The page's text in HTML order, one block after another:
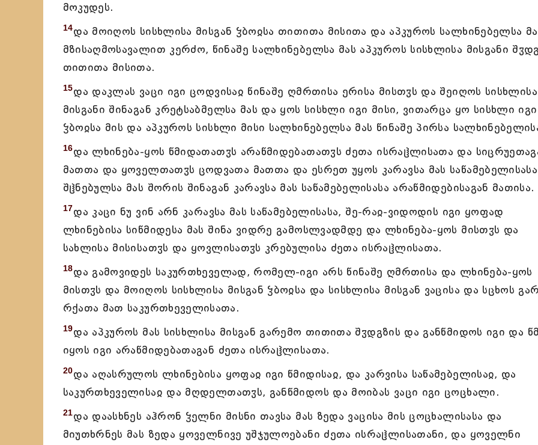
მოკუდეს.
14და მოიღოს სისხლისა მისგან ჴბოჲსა თითითა მისითა და აპკუროს სალხინებელსა
მზისაღმოსავალით კერძო, წინაშე სალხინებელსა მას აპკუროს სისხლისა მისგანი
თითითა მისითა.
15და დაკლას ვაცი იგი ცოდვისაჲ წინაშე ღმრთისა ერისა მისთჳს და შეიღოს სისხლისა
მისგანი შინაგან კრეტსაბმელსა მას და ყოს სისხლი იგი მისი, ვითარცა ყო სისხლი იგი
ჴბოჲსა მის და აპკუროს სისხლი მისი სალხინებელსა მას წინაშე პირსა
16და ლხინება-ყოს წმიდათათჳს არაწმიდებათათჳს ძეთა ისრაჱლისათა და
მათთა და ყოველთათჳს ცოდვათა მათთა და ესრეთ უყოს კარავსა მას საწამებელისასა
შჱნებულსა მას შორის შინაგან კარავსა მას საწამებელისასა არაწმიდებისაგან მათისა.
17და კაცი ნუ ვინ არნ კარავსა მას საწამებელისასა, შე-რაჲ-ვიდოდის იგი ყოფად
ლხინებისა სიწმიდესა მას შინა ვიდრე გამოსლვადმდე და ლხინება-ყოს მისთჳს და
სახლისა მისისათჳს და ყოვლისათჳს კრებულისა ძეთა ისრაჱლისათა.
18და გამოვიდეს საკურთხეველად, რომელ-იგი არს წინაშე ღმრთისა და ლხინება-ყოს
მისთჳს და მოიღოს სისხლისა მისგან ჴბოჲსა და სისხლისა მისგან ვაცისა და სცხოს
რქათა მათ საკურთხეველისათა.
19და აპკუროს მას სისხლისა მისგან გარემო თითითა შჳდგზის და განწმიდოს იგი და
იყოს იგი არაწმიდებათაგან ძეთა ისრაჱლისათა.
20და აღასრულოს ლხინებისა ყოფაჲ იგი წმიდისაჲ, და კარვისა საწამებელისაჲ, და
საკურთხეველისაჲ და მღდელთათჳს, განწმიდოს და მოიბას ვაცი იგი ცოცხალი.
21და დაასხნეს აჰრონ ჴელნი მისნი თავსა მას ზედა ვაცისა მის ცოცხალისასა და
მიუთხრნეს მას ზედა ყოველნივე უშჯულოებანი ძეთა ისრაჱლისათანი, და ყოველნი